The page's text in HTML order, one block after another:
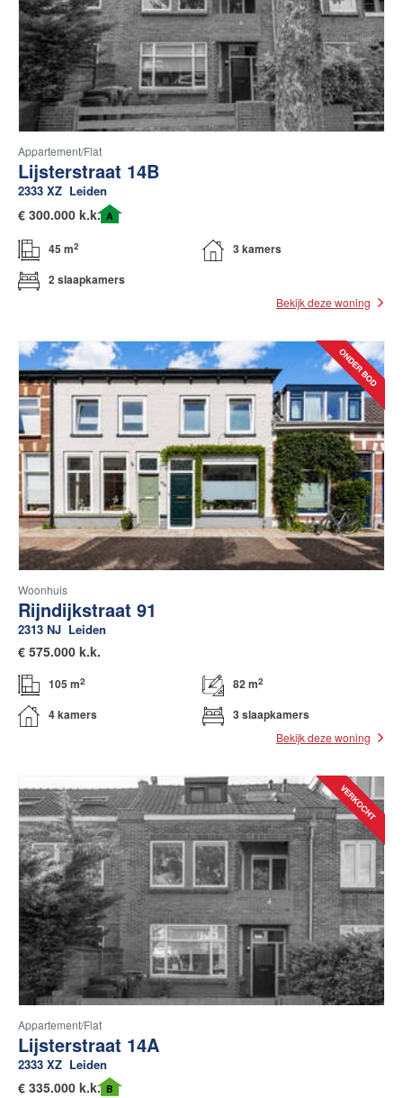
Contact
Zelfstandig makelaar worden
Blog
de Leidse woningmarkt
Maak een afspraak
makelaarsgilde@remax.nl
+31 71 516 23 70
English?
Appartement/flat
Lijsterstraat 14B
2333 XZ Leiden
€ 300.000 k.k. A
45 m2
3 kamers
2 slaapkamers
Bekijk deze woning
Woonhuis
Rijndijkstraat 91
2313 NJ Leiden
€ 575.000 k.k.
105 m2 82 m2
4 kamers 3 slaapkamers
Bekijk deze woning
Appartement/flat
Lijsterstraat 14A
2333 XZ Leiden
€ 335.000 k.k. B